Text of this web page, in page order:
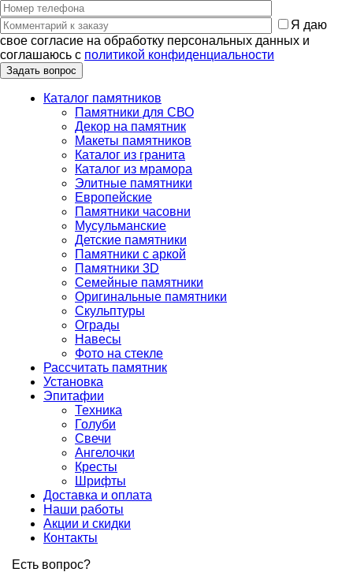
Я даю
свое согласие на обработку персональных данных и
соглашаюсь с политикой конфиденциальности
Каталог памятников
Памятники для СВО
Декор на памятник
Макеты памятников
Каталог из гранита
Каталог из мрамора
Элитные памятники
Европейские
Памятники часовни
Мусульманские
Детские памятники
Памятники с аркой
Памятники 3D
Семейные памятники
Оригинальные памятники
Скульптуры
Ограды
Навесы
Фото на стекле
Рассчитать памятник
Установка
Эпитафии
Техника
Голуби
Свечи
Ангелочки
Кресты
Шрифты
Доставка и оплата
Наши работы
Акции и скидки
Контакты
Есть вопрос?